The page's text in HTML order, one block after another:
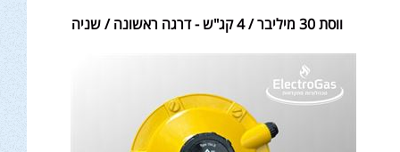
ווסת 30 מיליבר / 4 קג"ש - דרגה ראשונה / שניה